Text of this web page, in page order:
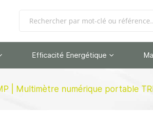
Efficacité Energétique
| Multimètre numérique portable